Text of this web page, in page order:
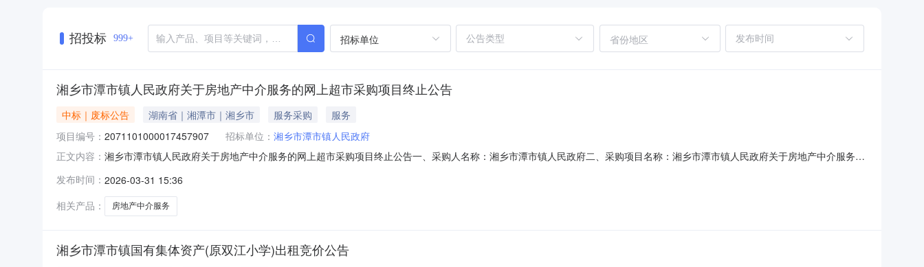
招投标 999+ 招标单位 省份地区
湘乡市潭市镇人民政府关于房地产中介服务的网上超市采购项目终止公告
中标｜废标公告 湖南省｜湘潭市｜湘乡市 服务采购
服务
项目编号： 2071101000017457907 招标单位： 湘乡市潭市镇人民政府
正文内容： 湘乡市潭市镇人民政府关于房地产中介服务的网上超市采购项目终止公告一、采购人名称：湘乡市潭市镇人民政府二、采购项目名称：湘乡市潭市镇人民政府关于房地产中介服务的
明:业务已取消八、其他事项：https://hunan.zcygov.cn
发布时间： 2026-03-31 15:36
相关产品：
房地产中介服务
湘乡市潭市镇国有集体资产(原双江小学)出租竞价公告